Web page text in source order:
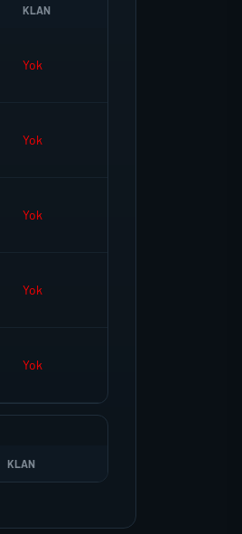
KLAN
Yok
Yok
Yok
Yok
Yok
KLAN